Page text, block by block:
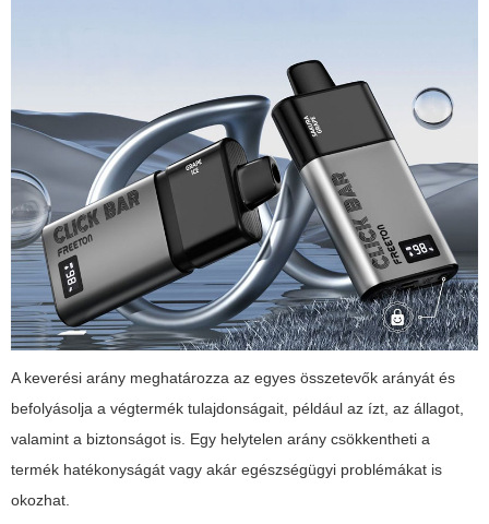
Akeverési arány meghatározza az egyes összetevők arányát és
befolyásolja a végtermék tulajdonságait, például az ízt, az állagot,
valamint a biztonságot is. Egy helytelen arány csökkentheti a
termék hatékonyságát vagy akár egészségügyi problémákat is
okozhat.